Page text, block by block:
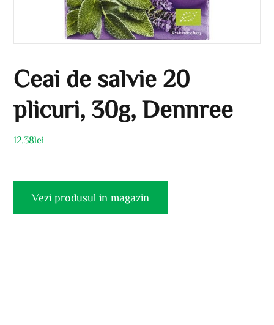
Ceai de salvie 20
plicuri, 30g, Dennree
12.38lei
Vezi produsul in magazin